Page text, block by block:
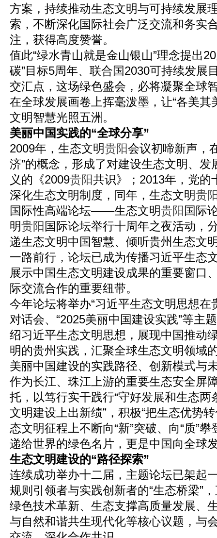
方案，持续推动生态文明与可持续发展
索，不断深化国际社会广泛交流和务实
注，获得高度赞誉。
值此“绿水青山就是金山银山”理念提出
碳”目标5周年、联合国2030可持续发展
交汇点，这场绿色盛会，必将凝聚全球
在全球发展画卷上挥毫泼墨，让“各美其
文明智慧光照五洲。
美丽中国实践的“全球分享”
2009年，生态文明贵阳会议初啼新声，
济”的概念，形成了对建设生态文明、
义的《2009贵阳共识》；2013年，党的
深化生态文明制度，同年，生态文明贵
国际性高端论坛——生态文明贵阳 国际
明贵阳 国际论坛举行十周年之夜活动，
递生态文明中国智慧、倾听贵州生态
一路前行，论坛已成为传播习近平生态
展示中国生态文明建设成果的重要窗口
际交流合作的重要纽带。
今年论坛将举办“习近平生态文明思想在
对话会、“2025美丽中国建设实践”等主
绍习近平生态文明思想，展现中国推动
明的贵州实践，汇聚全球生态文明领域
美丽中国建设的实践路径、创新模式与
作为长江、珠江上游的重要生态安全屏
托，以笃行实干践行“守好发展和生态两
文明建设上出新绩”，积极“把生态优势
态文明征程上不断向“新”突破、向“质”
递给世界的绿色名片，更是中国向全球
生态文明建设的“路径探索”
连续成功举办十二届，主题论坛已架起
规则引领者与实践创新者的“生态桥梁”
绿色技术革新、生态支撑高质量发展、
与自然和谐共生现代化等核心议题，与